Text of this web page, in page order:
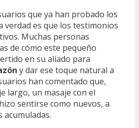
que ya han probado los
verdad es que los testimonios
Muchas personas
de cómo este pequeño
en su aliado para
y dar ese toque natural a
han comentado que,
largo, un masaje con el
sentirse como nuevos, a
acumuladas.